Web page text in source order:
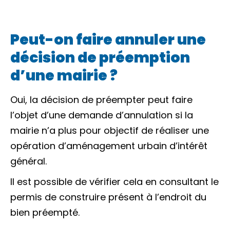
Peut-on faire annuler une
décision de préemption
d’une mairie ?
Oui, la décision de préempter peut faire
l’objet d’une demande d’annulation si la
mairie n’a plus pour objectif de réaliser une
opération d’aménagement urbain d’intérêt
général.
Il est possible de vérifier cela en consultant le
permis de construire présent à l’endroit du
bien préempté.